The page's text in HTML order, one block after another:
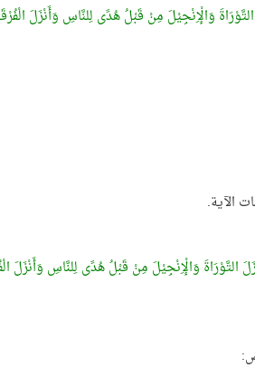
وَالْإِنْجِيْلَ مِنْ قَبْلُ هُدًى لِلنَّاسِ وَأَنْزَلَ
التَّوْرَاةَ وَالْإِنْجِيْلَ مِنْ قَبْلُ هُدًى لِلنَّاسِ وَأَنْزَلَ